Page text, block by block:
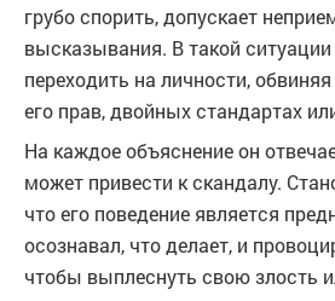
грубо спорить, допускает
высказывания. В такой
переходить на личности,
его прав, двойных стандартах
На каждое объяснение он
может привести к скандалу.
что его поведение является
осознавал, что делает, и
чтобы выплеснуть свою злость